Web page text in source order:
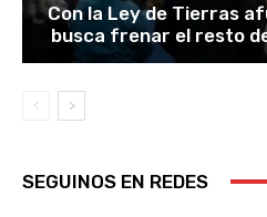
Con la Ley de Tierras
busca frenar el resto
SEGUINOS EN REDES